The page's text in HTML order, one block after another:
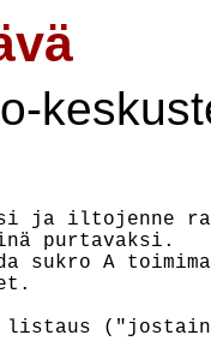
ja iltojenne
purtavaksi.
sukro A
listaus ("jostain